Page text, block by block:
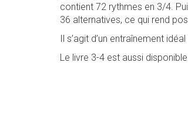
contient 72 rythmes en 3/4.
36 alternatives, ce qui rend
Il s’agit d’un entraînement
Le livre 3-4 est aussi disponible.